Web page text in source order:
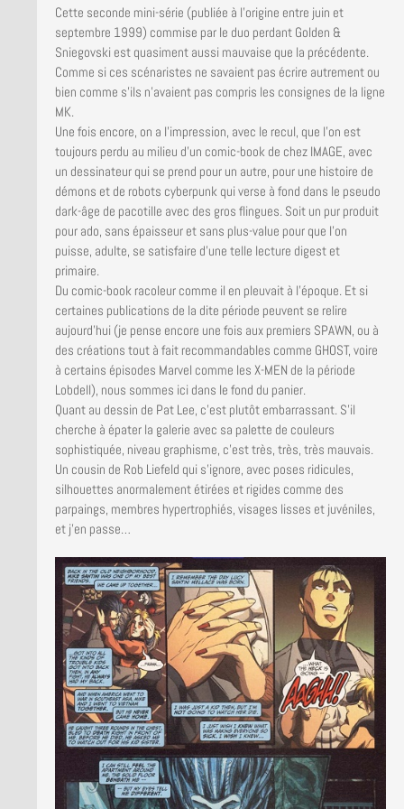
Cette seconde mini-série (publiée à l’origine entre juin et
septembre 1999) commise par le duo perdant Golden &
Sniegovski est quasiment aussi mauvaise que la précédente.
Comme si ces scénaristes ne savaient pas écrire autrement ou
bien comme s’ils n’avaient pas compris les consignes de la ligne
MK.
Une fois encore, on a l’impression, avec le recul, que l’on est
toujours perdu au milieu d’un comic-book de chez IMAGE, avec
un dessinateur qui se prend pour un autre, pour une histoire de
démons et de robots cyberpunk qui verse à fond dans le pseudo
dark-âge de pacotille avec des gros flingues. Soit un pur produit
pour ado, sans épaisseur et sans plus-value pour que l’on
puisse, adulte, se satisfaire d’une telle lecture digest et
primaire.
Du comic-book racoleur comme il en pleuvait à l’époque. Et si
certaines publications de la dite période peuvent se relire
aujourd’hui (je pense encore une fois aux premiers SPAWN, ou à
des créations tout à fait recommandables comme GHOST, voire
à certains épisodes Marvel comme les X-MEN de la période
Lobdell), nous sommes ici dans le fond du panier.
Quant au dessin de Pat Lee, c’est plutôt embarrassant. S’il
cherche à épater la galerie avec sa palette de couleurs
sophistiquée, niveau graphisme, c’est très, très, très mauvais.
Un cousin de Rob Liefeld qui s’ignore, avec poses ridicules,
silhouettes anormalement étirées et rigides comme des
parpaings, membres hypertrophiés, visages lisses et juvéniles,
et j’en passe…